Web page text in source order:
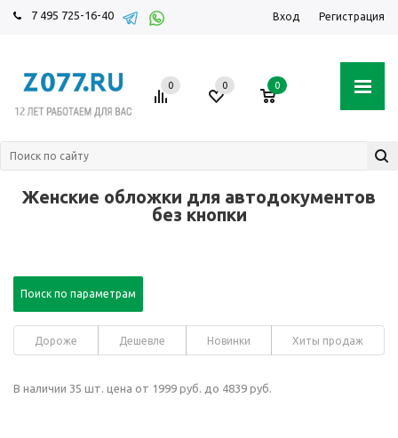
7 495 725-16-40 Вход Регистрация
0 0 0
Женские обложки для автодокументов
без кнопки
Поиск по параметрам
Дороже Дешевле Новинки Хиты продаж
В наличии 35 шт. цена от 1999 руб. до 4839 руб.